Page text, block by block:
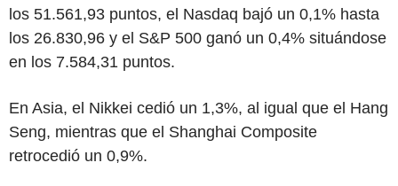
los 51.561,93 puntos, el Nasdaq bajó un 0,1% hasta
los 26.830,96 y el S&P 500 ganó un 0,4% situándose
en los 7.584,31 puntos.
En Asia, el Nikkei cedió un 1,3%, al igual que el Hang
Seng, mientras que el Shanghai Composite
retrocedió un 0,9%.